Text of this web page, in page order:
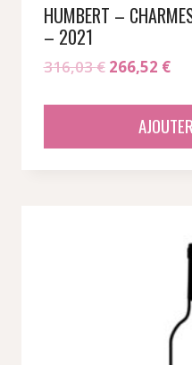
HUMBERT –
– 2021
316,03€ Le
était :
266,52 €Le